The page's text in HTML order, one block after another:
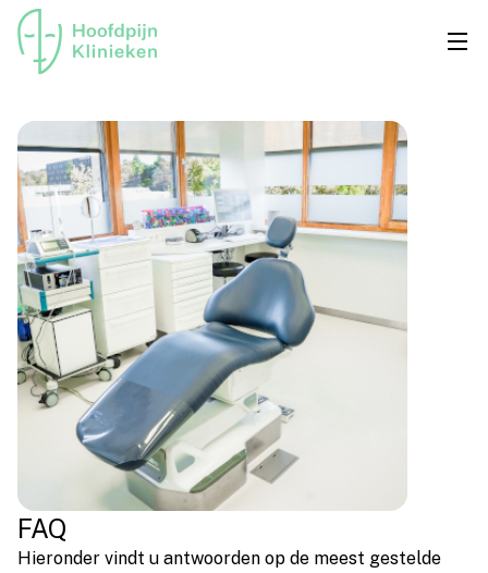
FAQ
Hieronder vindt u antwoorden op de meest gestelde